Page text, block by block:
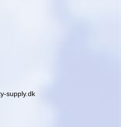
supply.dk